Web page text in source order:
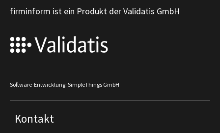
firminform ist ein Produkt der Validatis GmbH
Software-Entwicklung: SimpleThings GmbH
Kontakt